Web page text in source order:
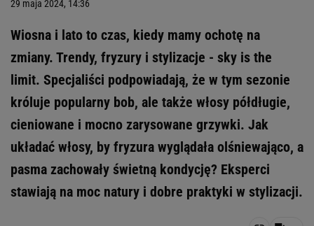
29 maja 2024, 14:36
Wiosna i lato to czas, kiedy mamy ochotę na
zmiany. Trendy, fryzury i stylizacje - sky is the
limit. Specjaliści podpowiadają, że w tym sezonie
króluje popularny bob, ale także włosy półdługie,
cieniowane i mocno zarysowane grzywki. Jak
układać włosy, by fryzura wyglądała olśniewająco, a
pasma zachowały świetną kondycję? Eksperci
stawiają na moc natury i dobre praktyki w stylizacji.